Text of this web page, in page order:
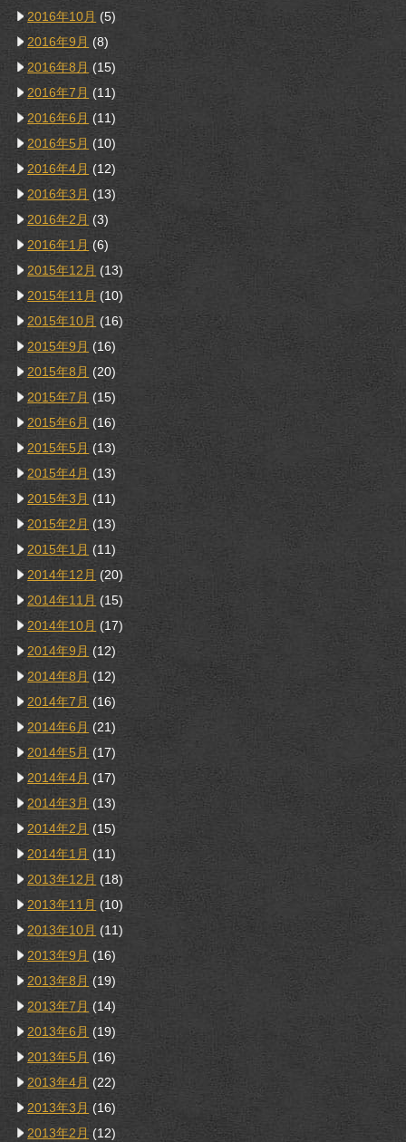
2016年10月 (5)
2016年9月 (8)
2016年8月 (15)
2016年7月 (11)
2016年6月 (11)
2016年5月 (10)
2016年4月 (12)
2016年3月 (13)
2016年2月 (3)
2016年1月 (6)
2015年12月 (13)
2015年11月 (10)
2015年10月 (16)
2015年9月 (16)
2015年8月 (20)
2015年7月 (15)
2015年6月 (16)
2015年5月 (13)
2015年4月 (13)
2015年3月 (11)
2015年2月 (13)
2015年1月 (11)
2014年12月 (20)
2014年11月 (15)
2014年10月 (17)
2014年9月 (12)
2014年8月 (12)
2014年7月 (16)
2014年6月 (21)
2014年5月 (17)
2014年4月 (17)
2014年3月 (13)
2014年2月 (15)
2014年1月 (11)
2013年12月 (18)
2013年11月 (10)
2013年10月 (11)
2013年9月 (16)
2013年8月 (19)
2013年7月 (14)
2013年6月 (19)
2013年5月 (16)
2013年4月 (22)
2013年3月 (16)
2013年2月 (12)